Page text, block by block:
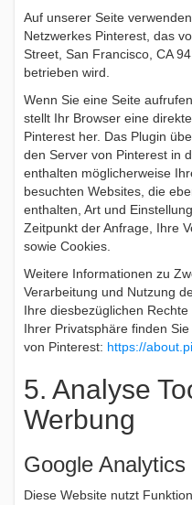
Auf unserer Seite
Netzwerkes Pinterest, das
Street, San Francisco, CA
betrieben wird.
Wenn Sie eine Seite
stellt Ihr Browser eine
Pinterest her. Das Plugin
den Server von Pinterest in
enthalten möglicherweise
besuchten Websites, die
enthalten, Art und
Zeitpunkt der Anfrage, Ihre
sowie Cookies.
Weitere Informationen zu
Verarbeitung und Nutzung
Ihre diesbezüglichen
Ihrer Privatsphäre finden
von Pinterest: https://
5. Analyse
Werbung
Google Analytics
Diese Website nutzt